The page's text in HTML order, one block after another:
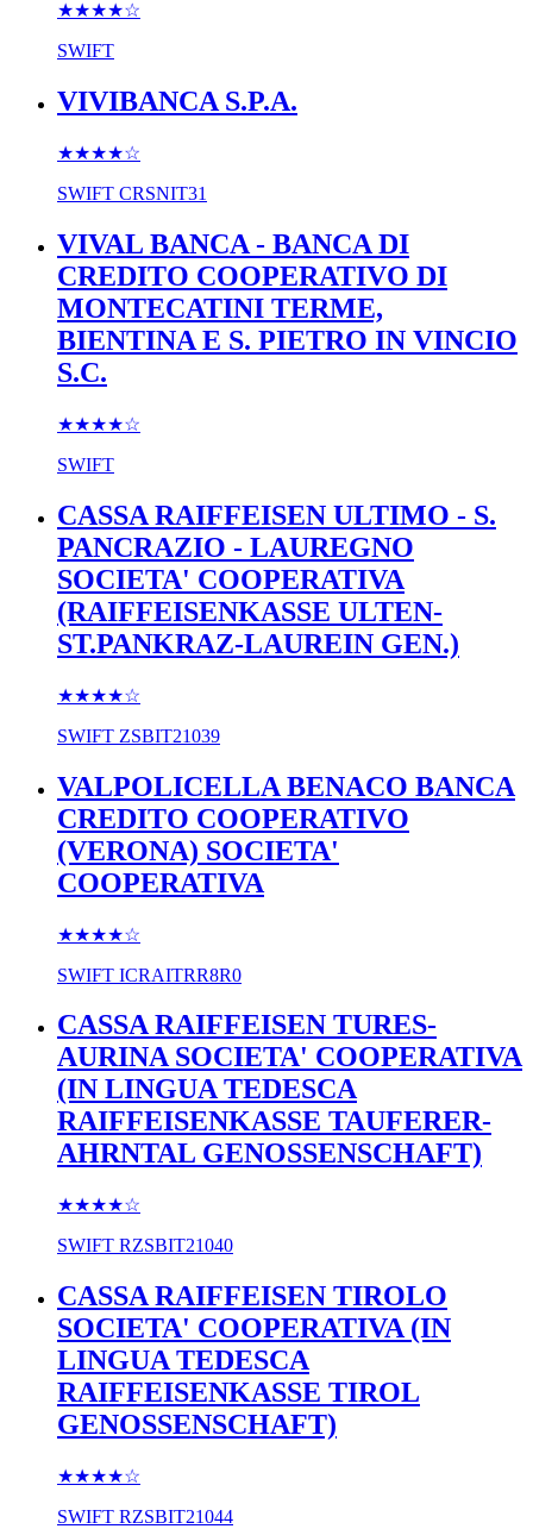
★★★★☆
SWIFT
VIVIBANCA S.P.A.
★★★★☆
SWIFT CRSNIT31
VIVAL BANCA - BANCA DI
CREDITO COOPERATIVO DI
MONTECATINI TERME,
BIENTINA E S. PIETRO IN VINCIO
S.C.
★★★★☆
SWIFT
CASSA RAIFFEISEN ULTIMO - S.
PANCRAZIO - LAUREGNO
SOCIETA' COOPERATIVA
(RAIFFEISENKASSE ULTEN-
ST.PANKRAZ-LAUREIN GEN.)
★★★★☆
SWIFT ZSBIT21039
VALPOLICELLA BENACO BANCA
CREDITO COOPERATIVO
(VERONA) SOCIETA'
COOPERATIVA
★★★★☆
SWIFT ICRAITRR8R0
CASSA RAIFFEISEN TURES-
AURINA SOCIETA' COOPERATIVA
(IN LINGUA TEDESCA
RAIFFEISENKASSE TAUFERER-
AHRNTAL GENOSSENSCHAFT)
★★★★☆
SWIFT RZSBIT21040
CASSA RAIFFEISEN TIROLO
SOCIETA' COOPERATIVA (IN
LINGUA TEDESCA
RAIFFEISENKASSE TIROL
GENOSSENSCHAFT)
★★★★☆
SWIFT RZSBIT21044